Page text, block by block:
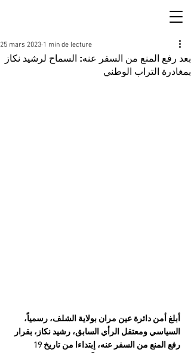
بعد رفع المنع من السفر عنه: السماح لرشيد نكاز
بمغادرة التراب الوطني
25 mars 2023 1 min de lecture
أبلغ أمن دائرة عين مران بولاية الشلف، رسمياً،
السياسي ومعتقل الرأي السابق، رشيد نكاز، بقرار